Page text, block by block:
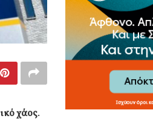
χάος.